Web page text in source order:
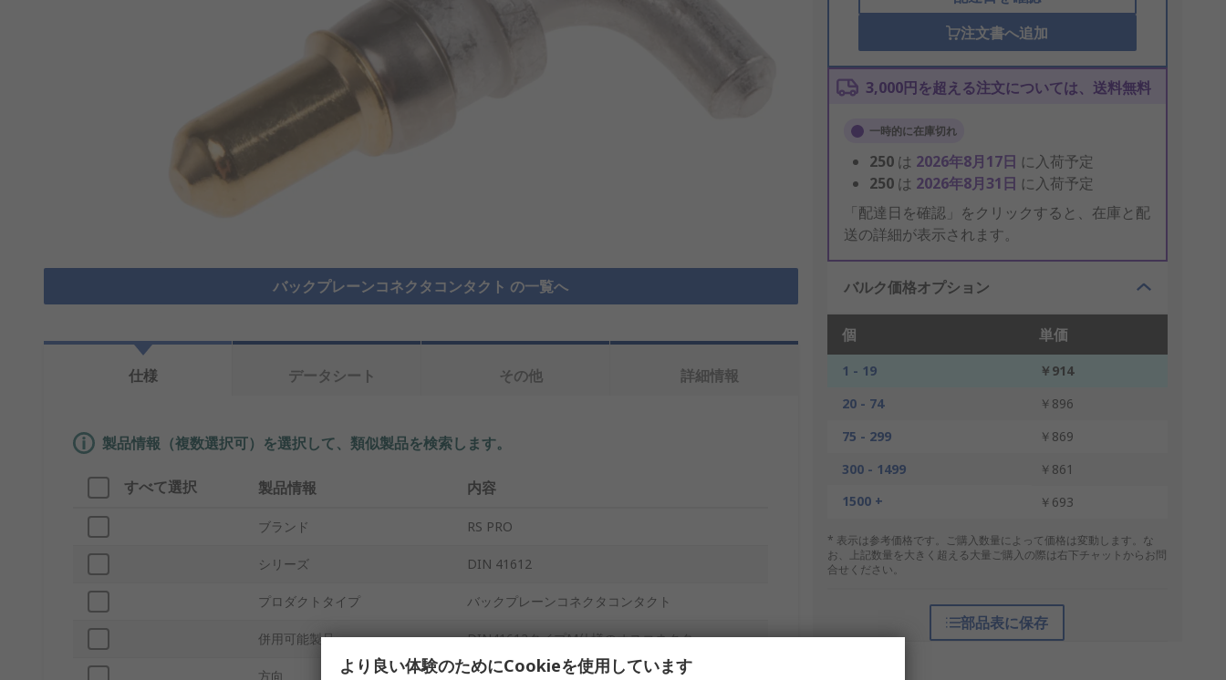
バックプレーンコネクタコンタクト の一覧へ
注文書へ追加
3,000円を超える注文については、送料無料
一時的に在庫切れ
250 は 2026年8月17日 に入荷予定
250 は 2026年8月31日 に入荷予定
「配達日を確認」をクリックすると、在庫と配
送の詳細が表示されます。
バルク価格オプション
個 単価
1 - 19
￥914
20 - 74
￥896
75 - 299
￥869
300 - 1499
￥861
1500 +
￥693
* 表示は参考価格です。ご購入数量によって価格は変動します。な
お、上記数量を大きく超える大量ご購入の際は右下チャットからお問
合せください。
部品表に保存
仕様 データシート その他 詳細情報
製品情報（複数選択可）を選択して、類似製品を検索します。
すべて選択 製品情報 内容
ブランド RS PRO
シリーズ DIN 41612
プロダクトタイプ バックプレーンコネクタコンタクト
併用可能製品 DIN41612タイプM仕様のオスコネクタ
方向 ライトアングル
より良い体験のためにCookieを使用しています